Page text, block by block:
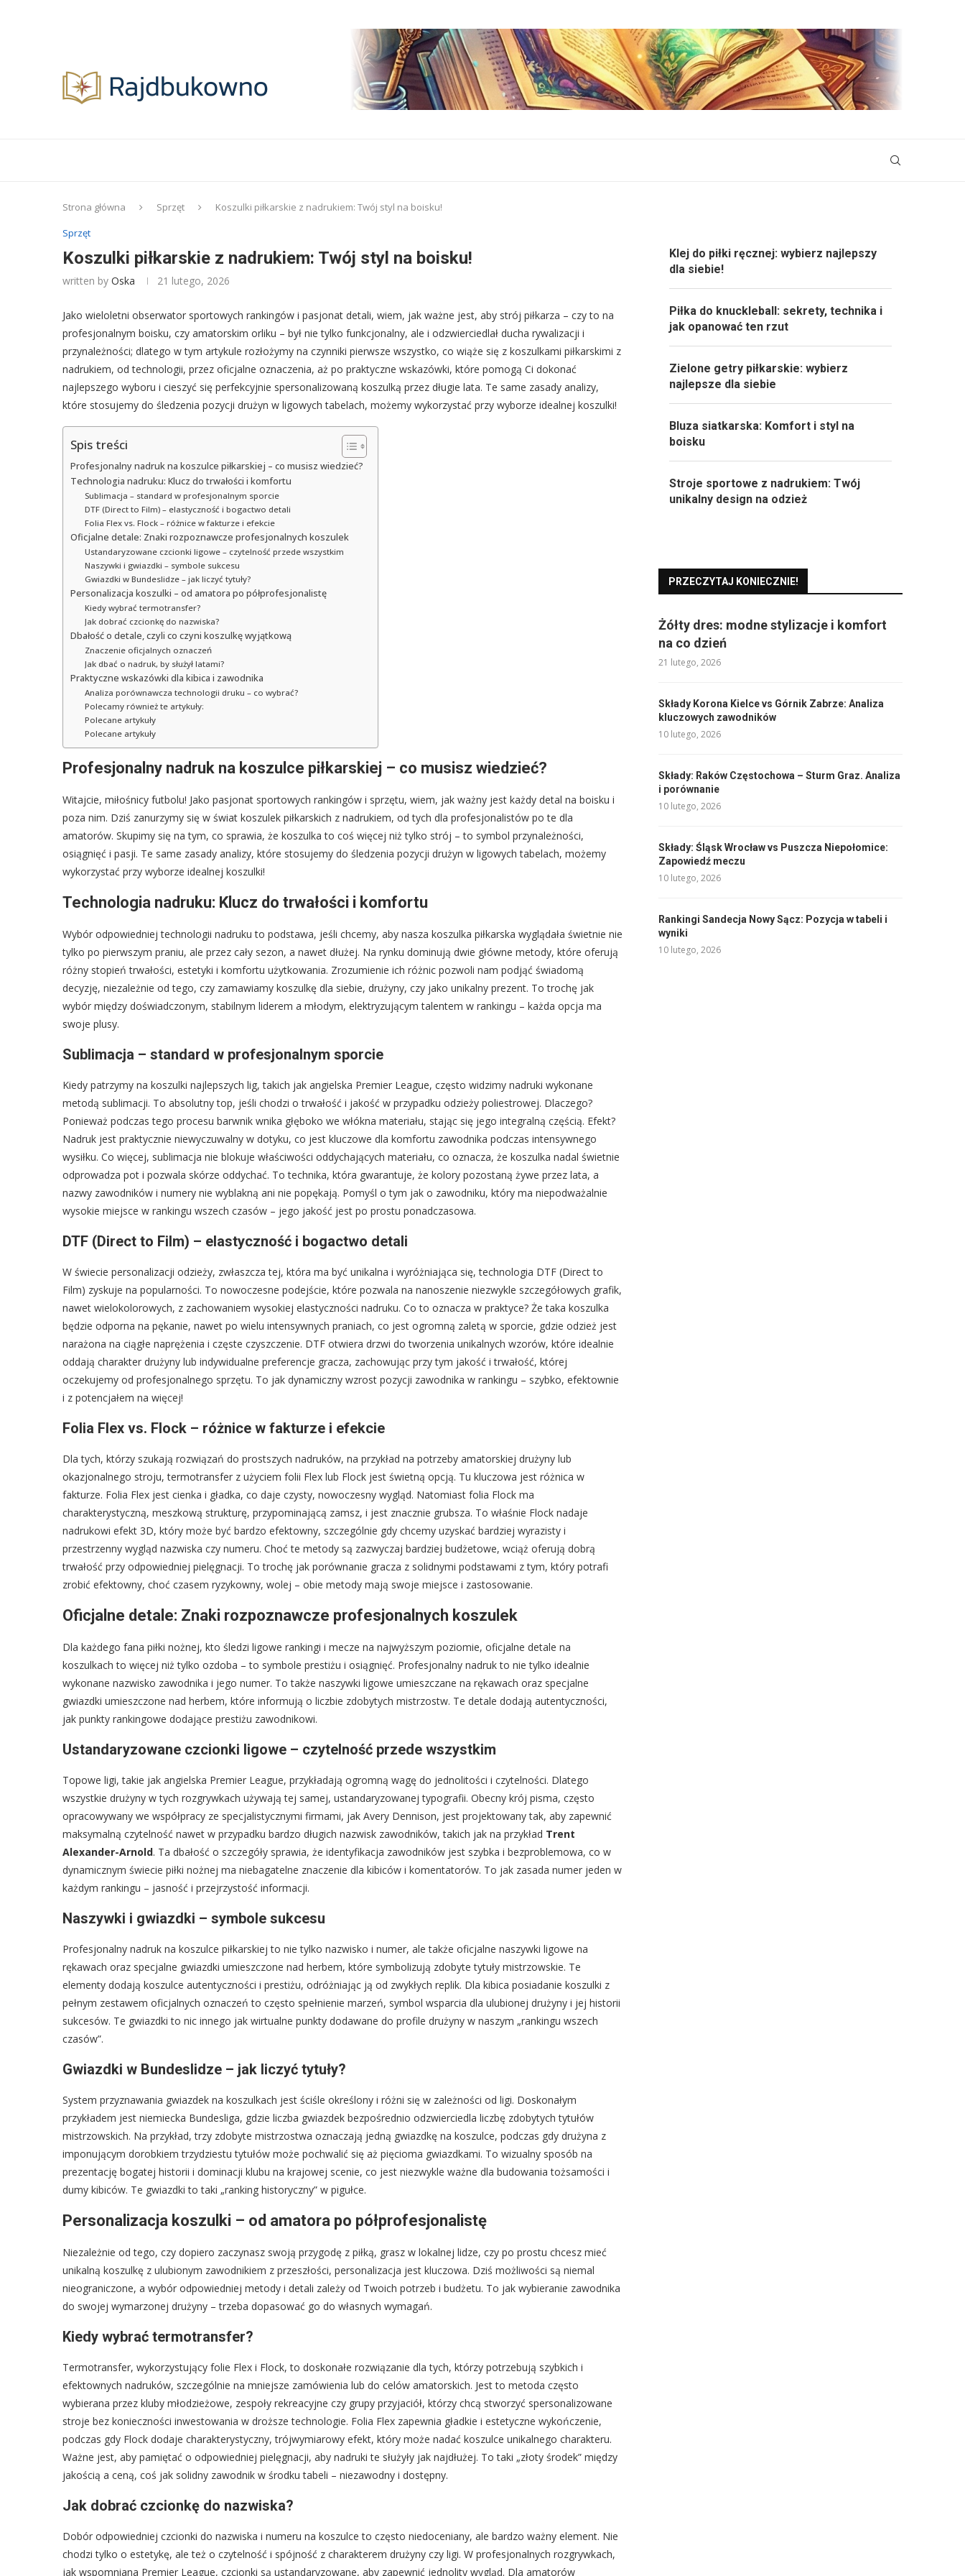
Strona główna Sprzęt
Koszulki piłkarskie z nadrukiem: Twój styl na boisku!
Sprzęt
Koszulki piłkarskie z nadrukiem: Twój styl na boisku!
written by Oska 21 lutego, 2026
Jako wieloletni obserwator sportowych rankingów i pasjonat detali, wiem, jak ważne jest, aby strój piłkarza – czy to na
profesjonalnym boisku, czy amatorskim orliku – był nie tylko funkcjonalny, ale i odzwierciedlał ducha rywalizacji i
przynależności; dlatego w tym artykule rozłożymy na czynniki pierwsze wszystko, co wiąże się z koszulkami piłkarskimi z
nadrukiem, od technologii, przez oficjalne oznaczenia, aż po praktyczne wskazówki, które pomogą Ci dokonać
najlepszego wyboru i cieszyć się perfekcyjnie spersonalizowaną koszulką przez długie lata. Te same zasady analizy,
które stosujemy do śledzenia pozycji drużyn w ligowych tabelach, możemy wykorzystać przy wyborze idealnej koszulki!
Spis treści
Profesjonalny nadruk na koszulce piłkarskiej – co musisz wiedzieć?
Technologia nadruku: Klucz do trwałości i komfortu
Sublimacja – standard w profesjonalnym sporcie
DTF (Direct to Film) – elastyczność i bogactwo detali
Folia Flex vs. Flock – różnice w fakturze i efekcie
Oficjalne detale: Znaki rozpoznawcze profesjonalnych koszulek
Ustandaryzowane czcionki ligowe – czytelność przede wszystkim
Naszywki i gwiazdki – symbole sukcesu
Gwiazdki w Bundeslidze – jak liczyć tytuły?
Personalizacja koszulki – od amatora po półprofesjonalistę
Kiedy wybrać termotransfer?
Jak dobrać czcionkę do nazwiska?
Dbałość o detale, czyli co czyni koszulkę wyjątkową
Znaczenie oficjalnych oznaczeń
Jak dbać o nadruk, by służył latami?
Praktyczne wskazówki dla kibica i zawodnika
Analiza porównawcza technologii druku – co wybrać?
Polecamy również te artykuły:
Polecane artykuły
Polecane artykuły
Profesjonalny nadruk na koszulce piłkarskiej – co musisz wiedzieć?
Witajcie, miłośnicy futbolu! Jako pasjonat sportowych rankingów i sprzętu, wiem, jak ważny jest każdy detal na boisku i
poza nim. Dziś zanurzymy się w świat koszulek piłkarskich z nadrukiem, od tych dla profesjonalistów po te dla
amatorów. Skupimy się na tym, co sprawia, że koszulka to coś więcej niż tylko strój – to symbol przynależności,
osiągnięć i pasji. Te same zasady analizy, które stosujemy do śledzenia pozycji drużyn w ligowych tabelach, możemy
wykorzystać przy wyborze idealnej koszulki!
Technologia nadruku: Klucz do trwałości i komfortu
Wybór odpowiedniej technologii nadruku to podstawa, jeśli chcemy, aby nasza koszulka piłkarska wyglądała świetnie nie
tylko po pierwszym praniu, ale przez cały sezon, a nawet dłużej. Na rynku dominują dwie główne metody, które oferują
różny stopień trwałości, estetyki i komfortu użytkowania. Zrozumienie ich różnic pozwoli nam podjąć świadomą
decyzję, niezależnie od tego, czy zamawiamy koszulkę dla siebie, drużyny, czy jako unikalny prezent. To trochę jak
wybór między doświadczonym, stabilnym liderem a młodym, elektryzującym talentem w rankingu – każda opcja ma
swoje plusy.
Sublimacja – standard w profesjonalnym sporcie
Kiedy patrzymy na koszulki najlepszych lig, takich jak angielska Premier League, często widzimy nadruki wykonane
metodą sublimacji. To absolutny top, jeśli chodzi o trwałość i jakość w przypadku odzieży poliestrowej. Dlaczego?
Ponieważ podczas tego procesu barwnik wnika głęboko we włókna materiału, stając się jego integralną częścią. Efekt?
Nadruk jest praktycznie niewyczuwalny w dotyku, co jest kluczowe dla komfortu zawodnika podczas intensywnego
wysiłku. Co więcej, sublimacja nie blokuje właściwości oddychających materiału, co oznacza, że koszulka nadal świetnie
odprowadza pot i pozwala skórze oddychać. To technika, która gwarantuje, że kolory pozostaną żywe przez lata, a
nazwy zawodników i numery nie wyblakną ani nie popękają. Pomyśl o tym jak o zawodniku, który ma niepodważalnie
wysokie miejsce w rankingu wszech czasów – jego jakość jest po prostu ponadczasowa.
DTF (Direct to Film) – elastyczność i bogactwo detali
W świecie personalizacji odzieży, zwłaszcza tej, która ma być unikalna i wyróżniająca się, technologia DTF (Direct to
Film) zyskuje na popularności. To nowoczesne podejście, które pozwala na nanoszenie niezwykle szczegółowych grafik,
nawet wielokolorowych, z zachowaniem wysokiej elastyczności nadruku. Co to oznacza w praktyce? Że taka koszulka
będzie odporna na pękanie, nawet po wielu intensywnych praniach, co jest ogromną zaletą w sporcie, gdzie odzież jest
narażona na ciągłe naprężenia i częste czyszczenie. DTF otwiera drzwi do tworzenia unikalnych wzorów, które idealnie
oddają charakter drużyny lub indywidualne preferencje gracza, zachowując przy tym jakość i trwałość, której
oczekujemy od profesjonalnego sprzętu. To jak dynamiczny wzrost pozycji zawodnika w rankingu – szybko, efektownie
i z potencjałem na więcej!
Folia Flex vs. Flock – różnice w fakturze i efekcie
Dla tych, którzy szukają rozwiązań do prostszych nadruków, na przykład na potrzeby amatorskiej drużyny lub
okazjonalnego stroju, termotransfer z użyciem folii Flex lub Flock jest świetną opcją. Tu kluczowa jest różnica w
fakturze. Folia Flex jest cienka i gładka, co daje czysty, nowoczesny wygląd. Natomiast folia Flock ma
charakterystyczną, meszkową strukturę, przypominającą zamsz, i jest znacznie grubsza. To właśnie Flock nadaje
nadrukowi efekt 3D, który może być bardzo efektowny, szczególnie gdy chcemy uzyskać bardziej wyrazisty i
przestrzenny wygląd nazwiska czy numeru. Choć te metody są zazwyczaj bardziej budżetowe, wciąż oferują dobrą
trwałość przy odpowiedniej pielęgnacji. To trochę jak porównanie gracza z solidnymi podstawami z tym, który potrafi
zrobić efektowny, choć czasem ryzykowny, wolej – obie metody mają swoje miejsce i zastosowanie.
Oficjalne detale: Znaki rozpoznawcze profesjonalnych koszulek
Dla każdego fana piłki nożnej, kto śledzi ligowe rankingi i mecze na najwyższym poziomie, oficjalne detale na
koszulkach to więcej niż tylko ozdoba – to symbole prestiżu i osiągnięć. Profesjonalny nadruk to nie tylko idealnie
wykonane nazwisko zawodnika i jego numer. To także naszywki ligowe umieszczane na rękawach oraz specjalne
gwiazdki umieszczone nad herbem, które informują o liczbie zdobytych mistrzostw. Te detale dodają autentyczności,
jak punkty rankingowe dodające prestiżu zawodnikowi.
Ustandaryzowane czcionki ligowe – czytelność przede wszystkim
Topowe ligi, takie jak angielska Premier League, przykładają ogromną wagę do jednolitości i czytelności. Dlatego
wszystkie drużyny w tych rozgrywkach używają tej samej, ustandaryzowanej typografii. Obecny krój pisma, często
opracowywany we współpracy ze specjalistycznymi firmami, jak Avery Dennison, jest projektowany tak, aby zapewnić
maksymalną czytelność nawet w przypadku bardzo długich nazwisk zawodników, takich jak na przykład Trent
Alexander-Arnold. Ta dbałość o szczegóły sprawia, że identyfikacja zawodników jest szybka i bezproblemowa, co w
dynamicznym świecie piłki nożnej ma niebagatelne znaczenie dla kibiców i komentatorów. To jak zasada numer jeden w
każdym rankingu – jasność i przejrzystość informacji.
Naszywki i gwiazdki – symbole sukcesu
Profesjonalny nadruk na koszulce piłkarskiej to nie tylko nazwisko i numer, ale także oficjalne naszywki ligowe na
rękawach oraz specjalne gwiazdki umieszczone nad herbem, które symbolizują zdobyte tytuły mistrzowskie. Te
elementy dodają koszulce autentyczności i prestiżu, odróżniając ją od zwykłych replik. Dla kibica posiadanie koszulki z
pełnym zestawem oficjalnych oznaczeń to często spełnienie marzeń, symbol wsparcia dla ulubionej drużyny i jej historii
sukcesów. Te gwiazdki to nic innego jak wirtualne punkty dodawane do profile drużyny w naszym „rankingu wszech
czasów”.
Gwiazdki w Bundeslidze – jak liczyć tytuły?
System przyznawania gwiazdek na koszulkach jest ściśle określony i różni się w zależności od ligi. Doskonałym
przykładem jest niemiecka Bundesliga, gdzie liczba gwiazdek bezpośrednio odzwierciedla liczbę zdobytych tytułów
mistrzowskich. Na przykład, trzy zdobyte mistrzostwa oznaczają jedną gwiazdkę na koszulce, podczas gdy drużyna z
imponującym dorobkiem trzydziestu tytułów może pochwalić się aż pięcioma gwiazdkami. To wizualny sposób na
prezentację bogatej historii i dominacji klubu na krajowej scenie, co jest niezwykle ważne dla budowania tożsamości i
dumy kibiców. Te gwiazdki to taki „ranking historyczny” w pigułce.
Personalizacja koszulki – od amatora po półprofesjonalistę
Niezależnie od tego, czy dopiero zaczynasz swoją przygodę z piłką, grasz w lokalnej lidze, czy po prostu chcesz mieć
unikalną koszulkę z ulubionym zawodnikiem z przeszłości, personalizacja jest kluczowa. Dziś możliwości są niemal
nieograniczone, a wybór odpowiedniej metody i detali zależy od Twoich potrzeb i budżetu. To jak wybieranie zawodnika
do swojej wymarzonej drużyny – trzeba dopasować go do własnych wymagań.
Kiedy wybrać termotransfer?
Termotransfer, wykorzystujący folie Flex i Flock, to doskonałe rozwiązanie dla tych, którzy potrzebują szybkich i
efektownych nadruków, szczególnie na mniejsze zamówienia lub do celów amatorskich. Jest to metoda często
wybierana przez kluby młodzieżowe, zespoły rekreacyjne czy grupy przyjaciół, którzy chcą stworzyć spersonalizowane
stroje bez konieczności inwestowania w droższe technologie. Folia Flex zapewnia gładkie i estetyczne wykończenie,
podczas gdy Flock dodaje charakterystyczny, trójwymiarowy efekt, który może nadać koszulce unikalnego charakteru.
Ważne jest, aby pamiętać o odpowiedniej pielęgnacji, aby nadruki te służyły jak najdłużej. To taki „złoty środek” między
jakością a ceną, coś jak solidny zawodnik w środku tabeli – niezawodny i dostępny.
Jak dobrać czcionkę do nazwiska?
Dobór odpowiedniej czcionki do nazwiska i numeru na koszulce to często niedoceniany, ale bardzo ważny element. Nie
chodzi tylko o estetykę, ale też o czytelność i spójność z charakterem drużyny czy ligi. W profesjonalnych rozgrywkach,
jak wspomniana Premier League, czcionki są ustandaryzowane, aby zapewnić jednolity wygląd. Dla amatorów
Klej do piłki ręcznej: wybierz najlepszy
dla siebie!
Piłka do knuckleball: sekrety, technika i
jak opanować ten rzut
Zielone getry piłkarskie: wybierz
najlepsze dla siebie
Bluza siatkarska: Komfort i styl na
boisku
Stroje sportowe z nadrukiem: Twój
unikalny design na odzież
PRZECZYTAJ KONIECZNIE!
Żółty dres: modne stylizacje i komfort
na co dzień
21 lutego, 2026
Składy Korona Kielce vs Górnik Zabrze: Analiza
kluczowych zawodników
10 lutego, 2026
Składy: Raków Częstochowa – Sturm Graz. Analiza
i porównanie
10 lutego, 2026
Składy: Śląsk Wrocław vs Puszcza Niepołomice:
Zapowiedź meczu
10 lutego, 2026
Rankingi Sandecja Nowy Sącz: Pozycja w tabeli i
wyniki
10 lutego, 2026